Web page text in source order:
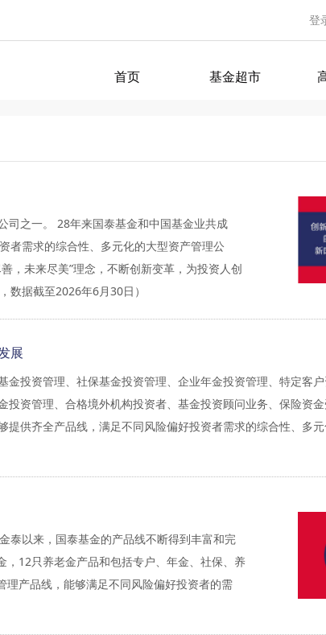
登
首页 基金超市
司之一。 28年来国泰基金和中国基金业共成
者需求的综合性、多元化的大型资产管理公
，未来尽美”理念，不断创新变革，为投资人创
数据截至2026年6月30日）
展
金投资管理、社保基金投资管理、企业年金投资管理、特定客
投资管理、合格境外机构投资者、基金投资顾问业务、保险资
提供齐全产品线，满足不同风险偏好投资者需求的综合性、多
以来，国泰基金的产品线不断得到丰富和完
12只养老金产品和包括专户、年金、社保、养
产品线，能够满足不同风险偏好投资者的需